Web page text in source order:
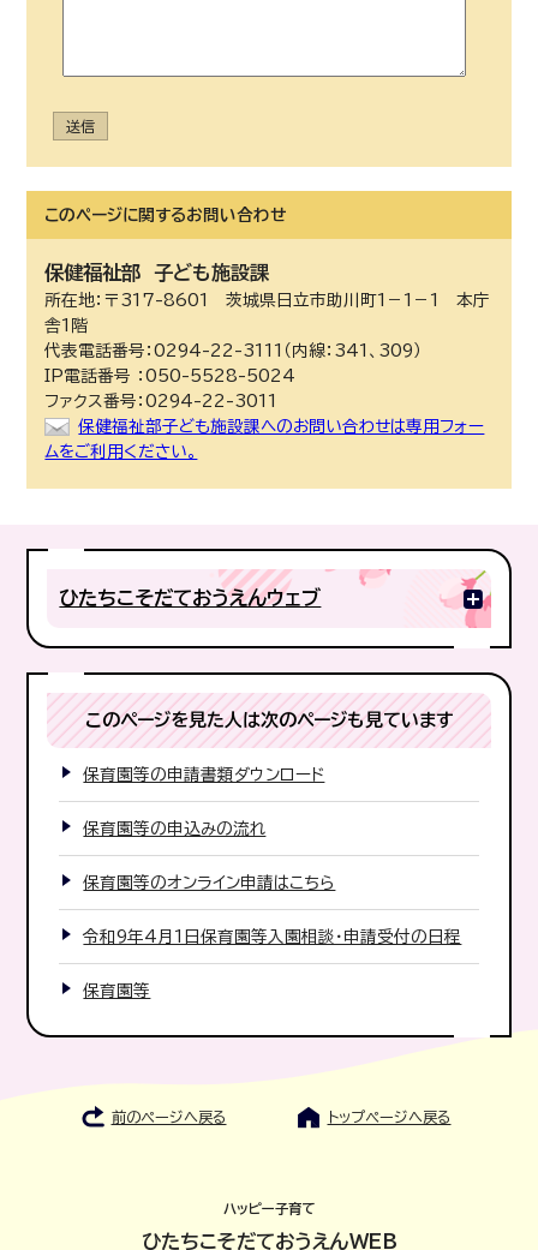
送信
このページに関するお問い合わせ
保健福祉部子ども施設課
所在地：〒317-8601 茨城県日立市助川町1－1－1 本庁
舎1階
代表電話番号：0294-22-3111（内線：341、309）
IP電話番号 ：050-5528-5024
ファクス番号：0294-22-3011
保健福祉部子ども施設課へのお問い合わせは専用フォー
ムをご利用ください。
ひたちこそだておうえんウェブ
このページを見た人は次のページも見ています
保育園等の申請書類ダウンロード
保育園等の申込みの流れ
保育園等のオンライン申請はこちら
令和9年4月1日保育園等入園相談・申請受付の日程
保育園等
前のページへ戻る トップページへ戻る
ハッピー子育て
ひたちこそだておうえんWEB